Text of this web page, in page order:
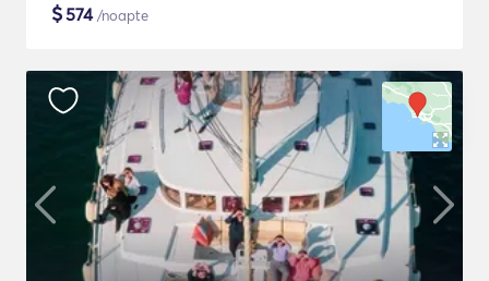
$574/noapte